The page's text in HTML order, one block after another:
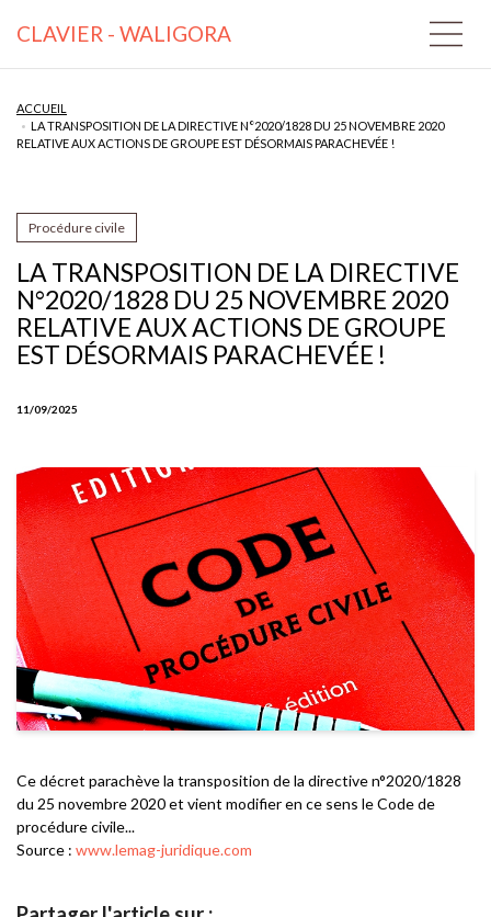
CLAVIER - WALIGORA
ACCUEIL
LA TRANSPOSITION DE LA DIRECTIVE N°2020/1828 DU 25 NOVEMBRE 2020
RELATIVE AUX ACTIONS DE GROUPE EST DÉSORMAIS PARACHEVÉE !
LA TRANSPOSITION DE LA DIRECTIVE
N°2020/1828 DU 25 NOVEMBRE 2020
RELATIVE AUX ACTIONS DE GROUPE
EST DÉSORMAIS PARACHEVÉE !
11/09/2025
Procédure civile
Source : www.lemag-juridique.com
Ce décret parachève la transposition de la directive n°2020/1828
du 25 novembre 2020 et vient modifier en ce sens le Code de
procédure civile...